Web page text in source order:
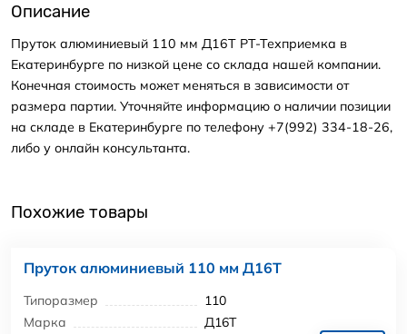
Описание
Пруток алюминиевый 110 мм Д16Т РТ-Техприемка в
Екатеринбурге по низкой цене со склада нашей компании.
Конечная стоимость может меняться в зависимости от
размера партии. Уточняйте информацию о наличии позиции
на складе в Екатеринбурге по телефону +7(992) 334-18-26,
либо у онлайн консультанта.
Похожие товары
Пруток алюминиевый 110 мм Д16Т
Типоразмер
110
Марка
Д16Т